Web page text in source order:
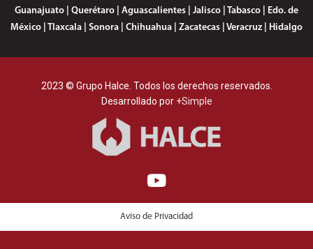
Guanajuato | Querétaro | Aguascalientes | Jalisco | Tabasco | Edo. de
México | Tlaxcala | Sonora | Chihuahua | Zacatecas | Veracruz | Hidalgo
2023 © Grupo Halce. Todos los derechos reservados.
Desarrollado por +Simple
Aviso de Privacidad